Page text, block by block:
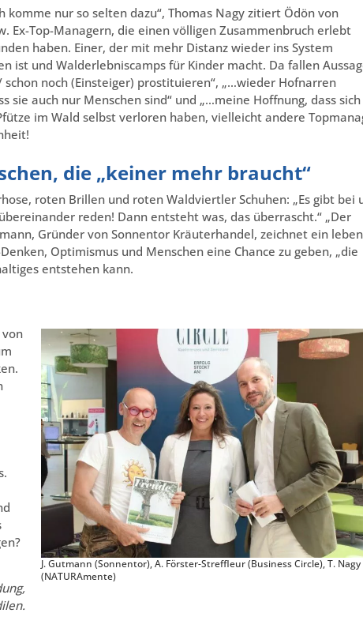
komme nur so selten dazu“, Thomas Nagy zitiert Ödön von
Ex-Top-Managern, die einen völligen Zusammenbruch erlebt
haben. Einer, der mit mehr Distanz wieder ins System
ist und Walderlebniscamps für Kinder macht. Da fallen
noch (Einsteiger) prostituieren“, „…wieder Hofnarren
sie auch nur Menschen sind“ und „…meine Hoffnung, dass sich
im Wald selbst verloren haben, vielleicht andere
die „keiner mehr braucht“
roten Brillen und roten Waldviertler Schuhen: „Es gibt bei
reden! Dann entsteht was, das überrascht.“ „Der
Gründer von Sonnentor Kräuterhandel, zeichnet ein
Optimismus und Menschen eine Chance zu geben, „die
entstehen kann.
J. Gutmann (Sonnentor), A. Förster-Streffleur (Business Circle), T. Nagy
(NATURAmente)